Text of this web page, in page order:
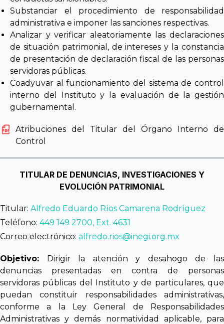
Substanciar el procedimiento de responsabilidad
administrativa e imponer las sanciones respectivas.
Analizar y verificar aleatoriamente las declaraciones
de situación patrimonial, de intereses y la constancia
de presentación de declaración fiscal de las personas
servidoras públicas.
Coadyuvar al funcionamiento del sistema de control
interno del Instituto y la evaluación de la gestión
gubernamental.
Atribuciones del Titular del Órgano Interno de
Control
TITULAR DE DENUNCIAS, INVESTIGACIONES Y
EVOLUCIÓN PATRIMONIAL
Titular: Alfredo Eduardo Ríos Camarena Rodríguez
Teléfono: 449 149 2700, Ext. 4631
Correo electrónico: alfredo.rios@inegi.org.mx
Objetivo: Dirigir la atención y desahogo de las
denuncias presentadas en contra de personas
servidoras públicas del Instituto y de particulares, que
puedan constituir responsabilidades administrativas,
conforme a la Ley General de Responsabilidades
Administrativas y demás normatividad aplicable, para